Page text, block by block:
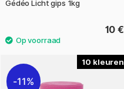
Gédéo Licht gips 1kg
10 €
10
11%